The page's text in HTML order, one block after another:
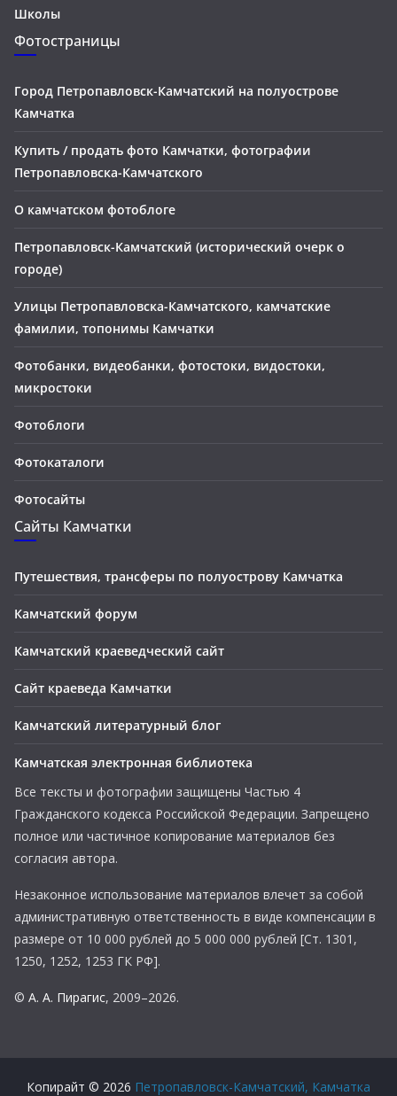
Школы
Фотостраницы
Город Петропавловск-Камчатский на полуострове
Камчатка
Купить / продать фото Камчатки, фотографии
Петропавловска-Камчатского
О камчатском фотоблоге
Петропавловск-Камчатский (исторический очерк о
городе)
Улицы Петропавловска-Камчатского, камчатские
фамилии, топонимы Камчатки
Фотобанки, видеобанки, фотостоки, видостоки,
микростоки
Фотоблоги
Фотокаталоги
Фотосайты
Сайты Камчатки
Путешествия, трансферы по полуострову Камчатка
Камчатский форум
Камчатский краеведческий сайт
Сайт краеведа Камчатки
Камчатский литературный блог
Камчатская электронная библиотека
Все тексты и фотографии защищены Частью 4
Гражданского кодекса Российской Федерации. Запрещено
полное или частичное копирование материалов без
согласия автора.
Незаконное использование материалов влечет за собой
административную ответственность в виде компенсации в
размере от 10 000 рублей до 5 000 000 рублей [Ст. 1301,
1250, 1252, 1253 ГК РФ].
© А. А. Пирагис, 2009–2026.
Копирайт © 2026 Петропавловск-Камчатский, Камчатка